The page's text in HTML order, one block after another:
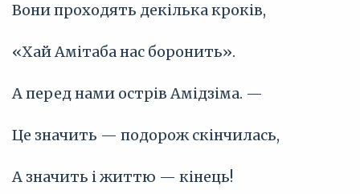
Вони проходять декілька кроків,
«Хай Амітаба нас боронить».
А перед нами острів Амідзіма. —
Це значить — подорож скінчилась,
А значить і життю — кінець!